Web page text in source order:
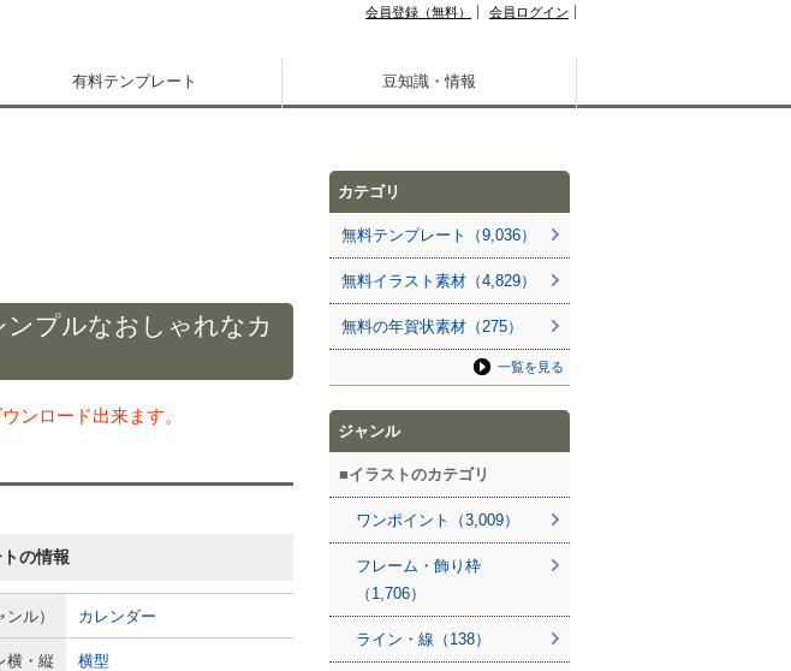
会員登録（無料） 会員ログイン
有料テンプレート 豆知識・情報
プルなおしゃれなカ
ンロード出来ます。
の情報
ル） カレンダー
横・縦 横型
カテゴリ
無料テンプレート（9,036）
無料イラスト素材（4,829）
無料の年賀状素材（275）
一覧を見る
ジャンル
イラストのカテゴリ
ワンポイント（3,009）
フレーム・飾り枠
（1,706）
ライン・線（138）